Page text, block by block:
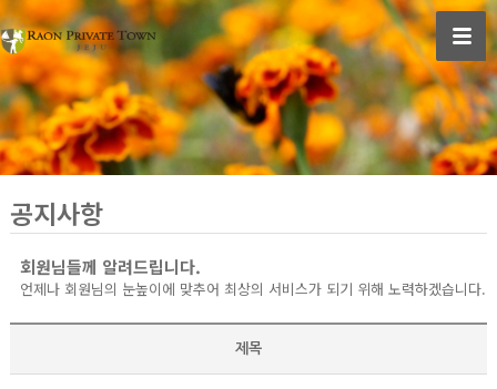
공지사항
회원님들께 알려드립니다.
언제나 회원님의 눈높이에 맞추어 최상의 서비스가 되기 위해 노력하겠습니다.
제목